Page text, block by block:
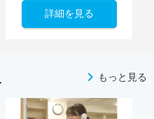
詳細を見る
もっと見る